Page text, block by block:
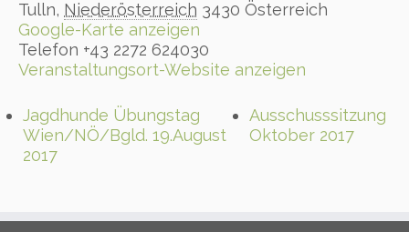
Tulln, Niederösterreich 3430 Österreich
Google-Karte anzeigen
Telefon +43 2272 624030
Veranstaltungsort-Website anzeigen
Jagdhunde Übungstag
Wien/NÖ/Bgld. 19.August
2017
Ausschusssitzung
Oktober 2017